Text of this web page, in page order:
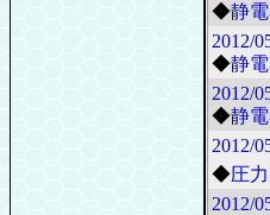
◆静
2012/
◆静
2012/
◆静
2012/
◆圧力
2012/